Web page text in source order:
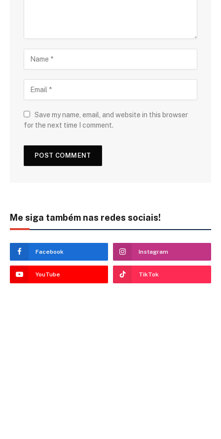
Save my name, email, and website in this browser
for the next time I comment.
Me siga também nas redes sociais!
Facebook Instagram
YouTube TikTok